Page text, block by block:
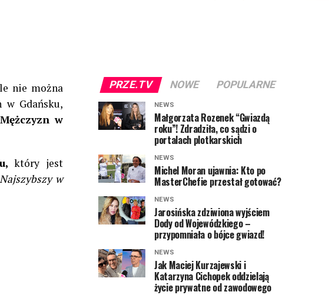
nie można
w Gdańsku,
w
który jest
Najszybszy w
PRZE.TV NOWE POPULARNE
NEWS
Małgorzata Rozenek “Gwiazdą
roku”! Zdradziła, co sądzi o
portalach plotkarskich
NEWS
Michel Moran ujawnia: Kto po
MasterChefie przestał gotować?
NEWS
Jarosińska zdziwiona wyjściem
Dody od Wojewódzkiego –
przypomniała o bójce gwiazd!
NEWS
Jak Maciej Kurzajewski i
Katarzyna Cichopek oddzielają
życie prywatne od zawodowego